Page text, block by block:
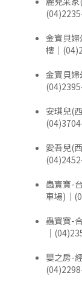
金寶貝
樓｜
金寶貝婦
安琪兒(
愛吾兒(
蟲寶寶-
車場)｜
蟲寶寶-
｜
嬰之房-